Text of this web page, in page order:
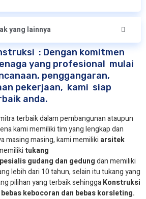
yang lainnya
: Dengan komitmen
yang profesional mulai
penggangaran,
pekerjaan, kami siap
anda.
terbaik dalam pembangunan ataupun
kami memiliki tim yang lengkap dan
masing masing, kami memiliki arsitek
tukang
gudang dan gedungdan memiliki
lebih dari 10 tahun, selain itu tukang yang
pilihan yang terbaik sehinggaKonstruksi
kebocoran dan bebas korsleting.